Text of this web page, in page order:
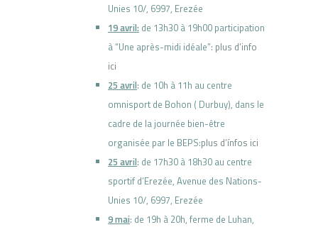
Unies 10/, 6997, Erezée
19 avril: de 13h30 à 19h00 participation
à “Une après-midi idéale”: plus d’info
ici
25 avril: de 10h à 11h au centre
omnisport de Bohon ( Durbuy), dans le
cadre de la journée bien-être
organisée par le BEPS:plus d’ínfos ici
25 avril: de 17h30 à 18h30 au centre
sportif d’Erezée, Avenue des Nations-
Unies 10/, 6997, Erezée
9 mai: de 19h à 20h, ferme de Luhan,